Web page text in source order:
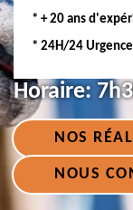
* + 20 ans
* 24H/24
Horaire:
NOS
NOUS